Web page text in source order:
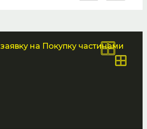
на Покупку частинами